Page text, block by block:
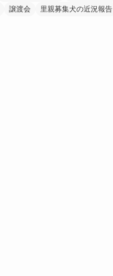
譲渡会 里親募集犬の近況報告